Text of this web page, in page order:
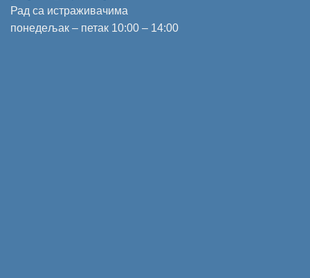
Рад са истраживачима
понедељак – петак 10:00 – 14:00